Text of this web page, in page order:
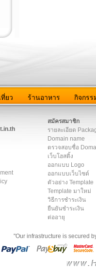
ยว ร้านอาหาร กิจกรร
สมัครสมาชิก
รายละเอียด
Domain name
ตรวจสอบชื่อ
เว็บโฮสติ้ง
ออกแบบ Logo
ออกแบบเว็บไซต์
ตัวอย่าง Template
Template มาใหม่
วิธีการชำระเงิน
ยืนยันชำระเงิน
ต่ออายุ
"Our infrastructure is secured